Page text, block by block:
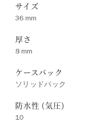
サイズ
36 mm
厚さ
8 mm
ケースバック
ソリッドバック
防水性 (気圧)
10